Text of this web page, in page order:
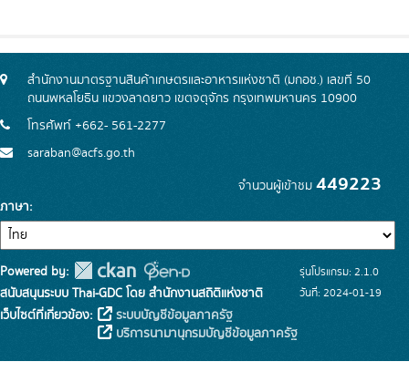
สำนักงานมาตรฐานสินค้าเกษตรและอาหารแห่งชาติ (มกอช.) เลขที่ 50
ถนนพหลโยธิน แขวงลาดยาว เขตจตุจักร กรุงเทพมหานคร 10900
โทรศัพท์ +662- 561-2277
saraban@acfs.go.th
จำนวนผู้เข้าชม 449223
ภาษา
Powered by:
สนับสนุนระบบ Thai-GDC โดย สำนักงานสถิติแห่งชาติ
เว็บไซต์ที่เกี่ยวข้อง:
ระบบบัญชีข้อมูลภาครัฐ
บริการนามานุกรมบัญชีข้อมูลภาครัฐ
รุ่นโปรแกรม: 2.1.0
วันที่: 2024-01-19